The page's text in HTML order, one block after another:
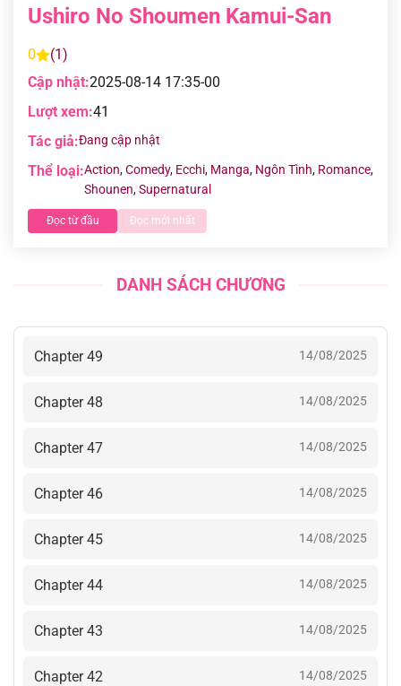
Ushiro No Shoumen Kamui-San
0
(1)
Cập nhật:2025-08-14 17:35-00
Lượt xem:41
Tác giả:Đang cập nhật
Thể loại:Action,Comedy, Ecchi, Manga, Ngôn Tình, Romance,
Shounen,Supernatural
Đọc từ đầu Đọc mới nhất
DANH SÁCH CHƯƠNG
Chapter 49 14/08/2025
Chapter 48 14/08/2025
Chapter 47 14/08/2025
Chapter 46 14/08/2025
Chapter 45 14/08/2025
Chapter 44 14/08/2025
Chapter 43 14/08/2025
Chapter 42 14/08/2025